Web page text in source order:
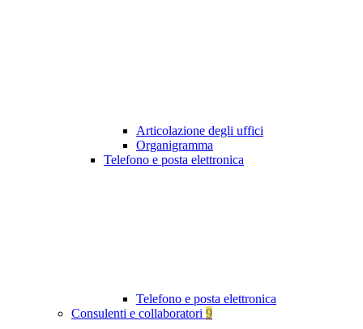
Articolazione degli uffici
Organigramma
Telefono e posta elettronica
Telefono e posta elettronica
Consulenti e collaboratori 9